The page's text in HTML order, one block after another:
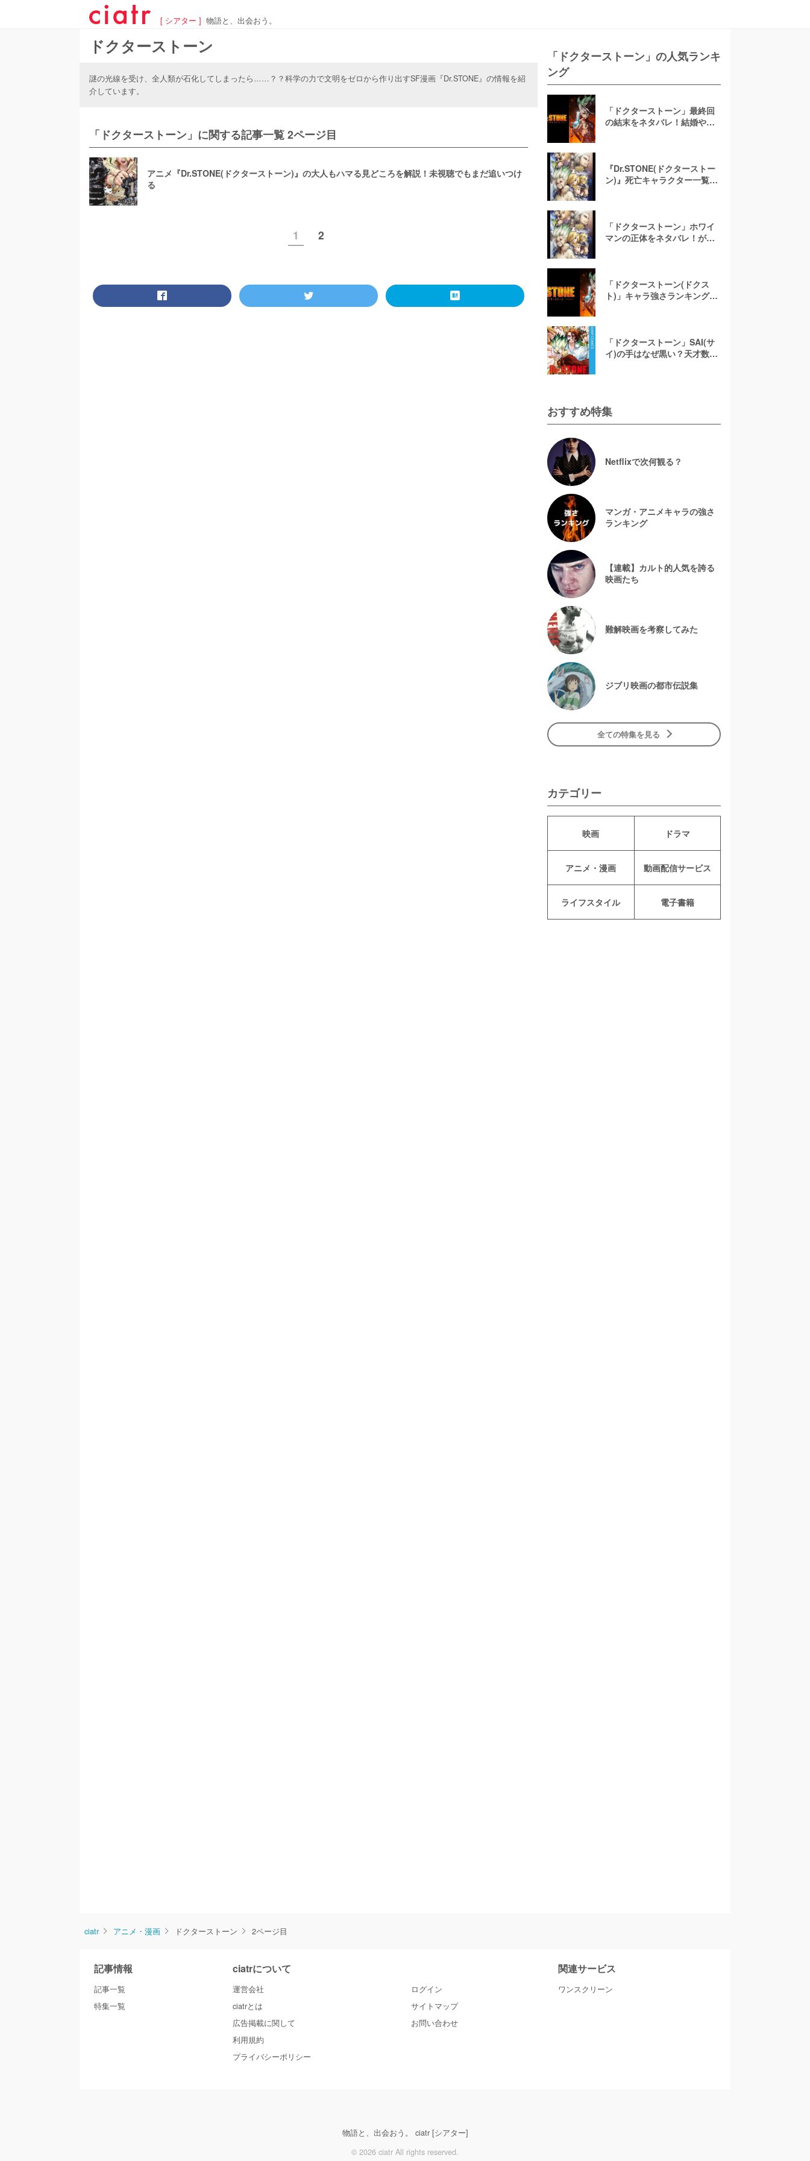
[ シアター ] 物語と、出会おう。
ドクターストーン
謎の光線を受け、全人類が石化してしまったら……？？科学の力で文明をゼロから作り出すSF漫画『Dr.STONE』の情報を紹
介しています。
「ドクターストーン」に関する記事一覧 2ページ目
アニメ『Dr.STONE(ドクターストーン)』の大人もハマる見どころを解説！未視聴でもまだ追いつけ
る
1 2
「ドクターストーン」の人気ランキ
ング
「ドクターストーン」最終回
の結末をネタバレ！結婚やそ
『Dr.STONE(ドクターストー
ン)』死亡キャラクター一覧！
「ドクターストーン」ホワイ
マンの正体をネタバレ！がっ
「ドクターストーン(ドクス
ト)」キャラ強さランキング
「ドクターストーン」SAI(サ
イ)の手はなぜ黒い？天才数学
おすすめ特集
Netflixで次何観る？
マンガ・アニメキャラの強さ
ランキング
【連載】カルト的人気を誇る
映画たち
難解映画を考察してみた
ジブリ映画の都市伝説集
全ての特集を見る
カテゴリー
映画 ドラマ
アニメ・漫画 動画配信サービス
ライフスタイル 電子書籍
ciatr アニメ・漫画 ドクターストーン 2ページ目
記事情報
記事一覧
特集一覧
ciatrについて
運営会社
ciatrとは
広告掲載に関して
利用規約
プライバシーポリシー
ログイン
サイトマップ
お問い合わせ
関連サービス
ワンスクリーン
物語と、出会おう。 ciatr [シアター]
© 2026 ciatr All rights reserved.